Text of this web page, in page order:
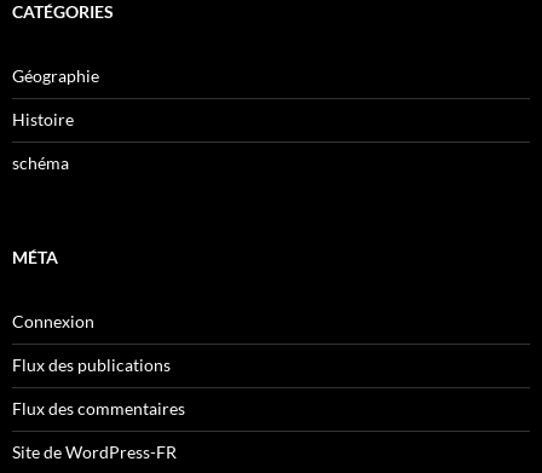
CATÉGORIES
Géographie
Histoire
schéma
MÉTA
Connexion
Flux des publications
Flux des commentaires
Site de WordPress-FR